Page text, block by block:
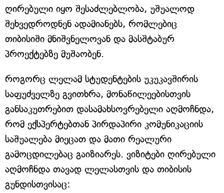
ღირებული იყო შესაძლებლობა, უშუალოდ
შეხვედროდნენ ადამიანებს, რომლებიც
თიბისიში მნიშვნელოვან და მასშტაბურ
პროექტებზე მუშაობენ.
როგორც ლელამ სტუდენტების უკუკავშირის
საფუძველზე გვითხრა, მონაწილეებისთვის
განსაკუთრებით დასამახსოვრებელი აღმოჩნდა,
რომ ექსპერტებთან პირდაპირი კომუნიკაციის
საშუალება მიეცათ და მათი რეალური
გამოცდილებაც გაიზიარეს. ვიზიტები ღირებული
აღმოჩნდა თავად ლელასთვის და თიბისის
გუნდისთვისაც: